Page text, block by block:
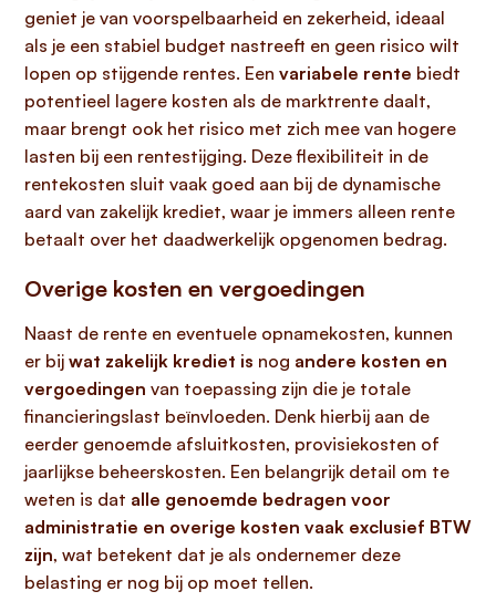
geniet je van voorspelbaarheid en zekerheid, ideaal
als je een stabiel budget nastreeft en geen risico wilt
lopen op stijgende rentes. Een variabele rente biedt
potentieel lagere kosten als de marktrente daalt,
maar brengt ook het risico met zich mee van hogere
lasten bij een rentestijging. Deze flexibiliteit in de
rentekosten sluit vaak goed aan bij de dynamische
aard van zakelijk krediet, waar je immers alleen rente
betaalt over het daadwerkelijk opgenomen bedrag.
Overige kosten en vergoedingen
Naast de rente en eventuele opnamekosten, kunnen
er bij wat zakelijk krediet is nog andere kosten en
vergoedingen van toepassing zijn die je totale
financieringslast beïnvloeden. Denk hierbij aan de
eerder genoemde afsluitkosten, provisiekosten of
jaarlijkse beheerskosten. Een belangrijk detail om te
weten is dat alle genoemde bedragen voor
administratie en overige kosten vaak exclusief BTW
zijn, wat betekent dat je als ondernemer deze
belasting er nog bij op moet tellen.